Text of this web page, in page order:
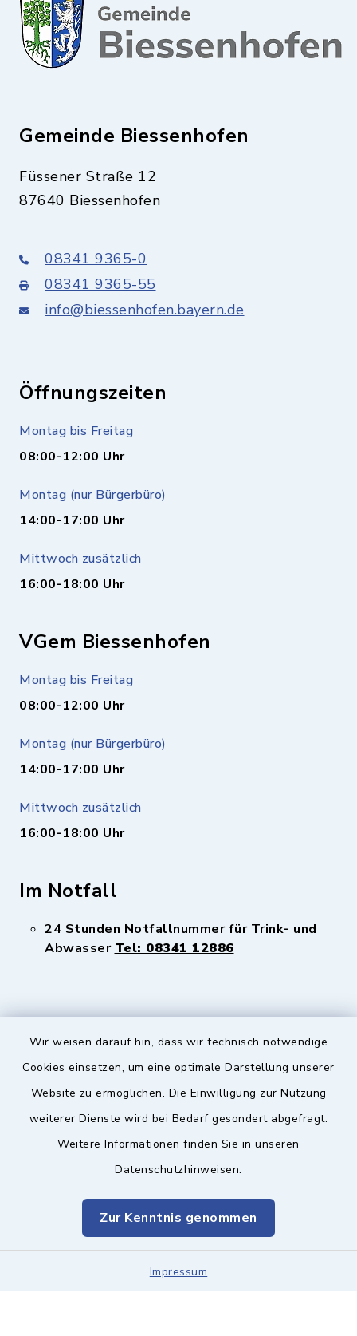
Wir weisen darauf hin, dass wir technisch notwendige
Cookies einsetzen, um eine optimale Darstellung unserer
Website zu ermöglichen. Die Einwilligung zur Nutzung
weiterer Dienste wird bei Bedarf gesondert abgefragt.
Weitere Informationen finden Sie in unseren
Datenschutzhinweisen.
Zur Kenntnis genommen
Impressum
Gemeinde Biessenhofen
Füssener Straße 12
87640 Biessenhofen
08341 9365-0
08341 9365-55
info@biessenhofen.bayern.de
Öffnungszeiten
Montag bis Freitag
08:00-12:00 Uhr
Montag (nur Bürgerbüro)
14:00-17:00 Uhr
Mittwoch zusätzlich
16:00-18:00 Uhr
VGem Biessenhofen
Montag bis Freitag
08:00-12:00 Uhr
Montag (nur Bürgerbüro)
14:00-17:00 Uhr
Mittwoch zusätzlich
16:00-18:00 Uhr
Im Notfall
24 Stunden Notfallnummer für Trink- und
Abwasser Tel: 08341 12886
Sicherer Kontakt
Datenschutz
Sitemap
Leitweg-ID & Rechnungsadressen